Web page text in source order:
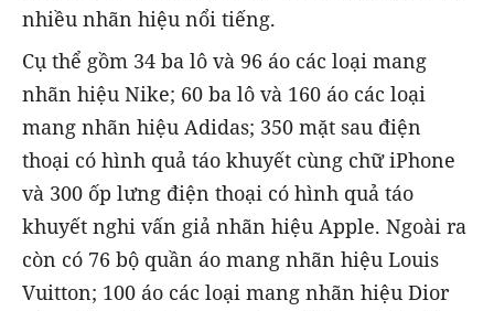
nhiều nhãn hiệu nổi tiếng.
Cụ thể gồm 34 ba lô và 96 áo các loại mang
nhãn hiệu Nike; 60 ba lô và 160 áo các loại
mang nhãn hiệu Adidas; 350 mặt sau điện
thoại có hình quả táo khuyết cùng chữ iPhone
và 300 ốp lưng điện thoại có hình quả táo
khuyết nghi vấn giả nhãn hiệu Apple. Ngoài ra
còn có 76 bộ quần áo mang nhãn hiệu Louis
Vuitton; 100 áo các loại mang nhãn hiệu Dior